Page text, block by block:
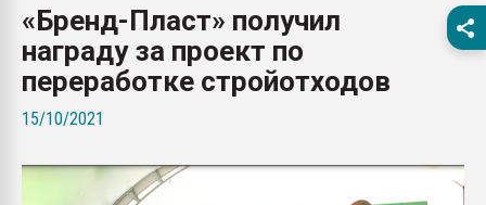
28.07.2026
ситуацией на
Всё, что касается
ПЕРЕЙТИ НА
«Бренд-Пласт» получил
награду за проект по
переработке стройотходов
15/10/2021